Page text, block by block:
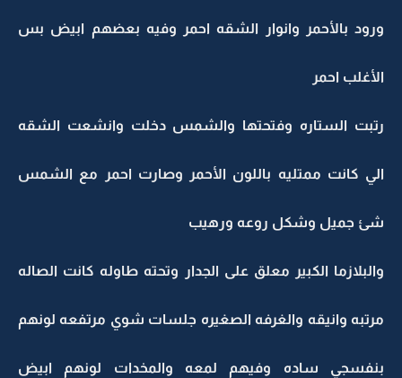
ورود بالأحمر وانوار الشقه احمر وفيه بعضهم ابيض بس
الأغلب احمر
رتبت الستاره وفتحتها والشمس دخلت وانشعت الشقه
الي كانت ممتليه باللون الأحمر وصارت احمر مع الشمس
شئ جميل وشكل روعه ورهيب
والبلازما الكبير معلق على الجدار وتحته طاوله كانت الصاله
مرتبه وانيقه والغرفه الصغيره جلسات شوي مرتفعه لونهم
بنفسجي ساده وفيهم لمعه والمخدات لونهم ابيض